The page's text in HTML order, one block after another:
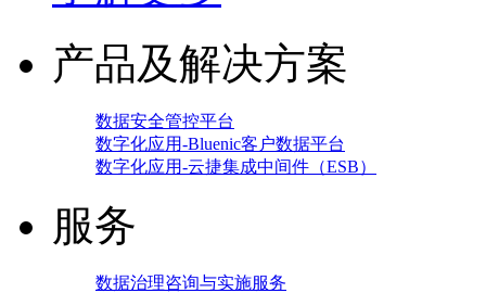
产品及解决方案
数据安全管控平台
数字化应用-Bluenic客户数据平台
数字化应用-云捷集成中间件（ESB）
服务
数据治理咨询与实施服务